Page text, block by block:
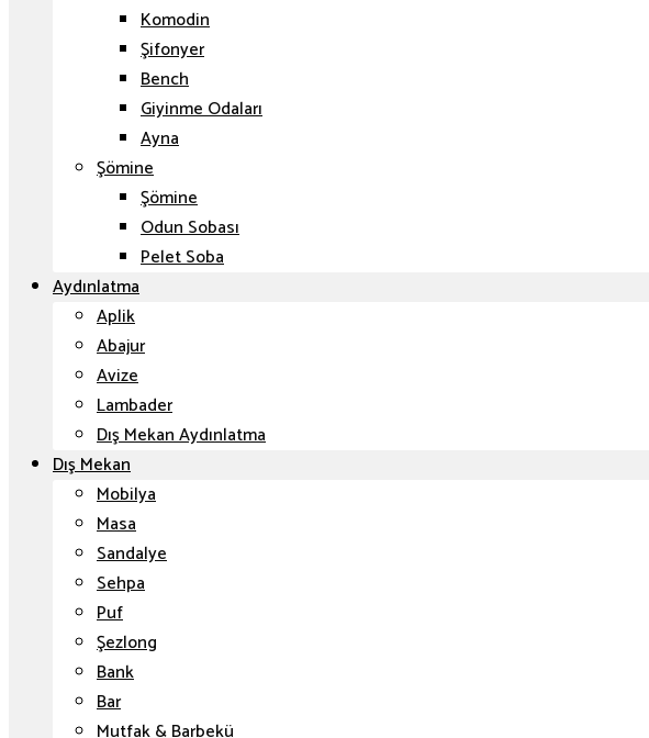
Komodin
Şifonyer
Bench
Giyinme Odaları
Ayna
Şömine
Şömine
Odun Sobası
Pelet Soba
Aydınlatma
Aplik
Abajur
Avize
Lambader
Dış Mekan Aydınlatma
Dış Mekan
Mobilya
Masa
Sandalye
Sehpa
Puf
Şezlong
Bank
Bar
Mutfak & Barbekü